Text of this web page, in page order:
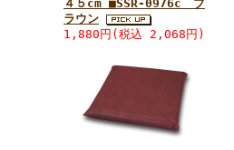
４５cm ■SSR-0976c ブ
ラウン
1,880円(税込 2,068円)